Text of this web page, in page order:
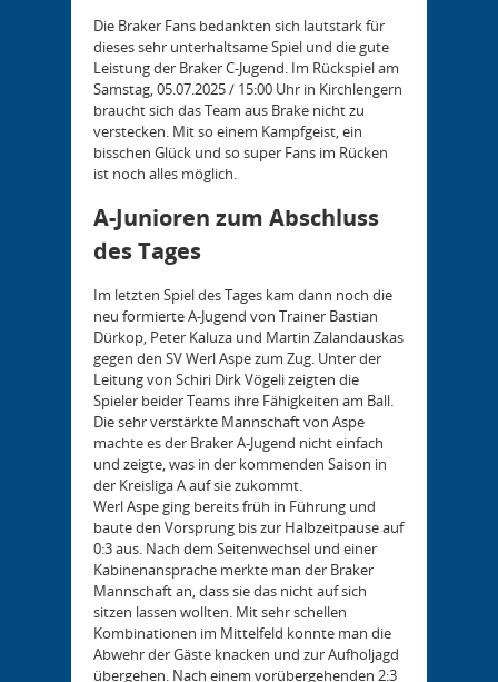
Die Braker Fans bedankten sich lautstark für
dieses sehr unterhaltsame Spiel und die gute
Leistung der Braker C-Jugend. Im Rückspiel am
Samstag, 05.07.2025 / 15:00 Uhr in Kirchlengern
braucht sich das Team aus Brake nicht zu
verstecken. Mit so einem Kampfgeist, ein
bisschen Glück und so super Fans im Rücken
ist noch alles möglich.
A-Junioren zum Abschluss
des Tages
Im letzten Spiel des Tages kam dann noch die
neu formierte A-Jugend von Trainer Bastian
Dürkop, Peter Kaluza und Martin Zalandauskas
gegen den SV Werl Aspe zum Zug. Unter der
Leitung von Schiri Dirk Vögeli zeigten die
Spieler beider Teams ihre Fähigkeiten am Ball.
Die sehr verstärkte Mannschaft von Aspe
machte es der Braker A-Jugend nicht einfach
und zeigte, was in der kommenden Saison in
der Kreisliga A auf sie zukommt.
Werl Aspe ging bereits früh in Führung und
baute den Vorsprung bis zur Halbzeitpause auf
0:3 aus. Nach dem Seitenwechsel und einer
Kabinenansprache merkte man der Braker
Mannschaft an, dass sie das nicht auf sich
sitzen lassen wollten. Mit sehr schellen
Kombinationen im Mittelfeld konnte man die
Abwehr der Gäste knacken und zur Aufholjagd
übergehen. Nach einem vorübergehenden 2:3